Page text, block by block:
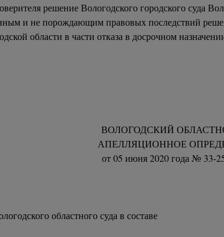
решение Вологодского городского суда
и не порождающим правовых последствий
области в части отказа в досрочном
ВОЛОГОДСКИЙ
АПЕЛЛЯЦИОННОЕ
от 05 июня 2020 года № 33-
областного суда в составе